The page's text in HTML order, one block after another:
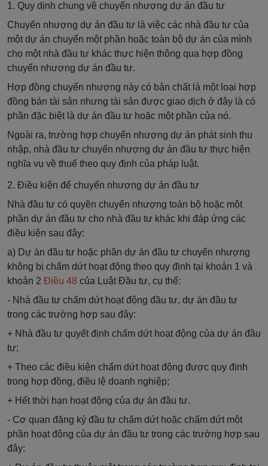
1. Quy dịnh chung về chuyển nhượng dự án đầu tư
Chuyển nhượng dự án đầu tư là việc các nhà đầu tư của
một dự án chuyển một phần hoặc toàn bộ dự án của mình
cho một nhà đầu tư khác thực hiện thông qua hợp đồng
chuyển nhượng dự án đầu tư.
Hợp đồng chuyển nhượng này có bản chất là một loại hợp
đồng bán tài sản nhưng tài sản được giao dịch ở đây là có
phần đặc biệt là dự án đầu tư hoặc một phần của nó.
Ngoài ra, trường hợp chuyển nhượng dự án phát sinh thu
nhập, nhà đầu tư chuyển nhượng dự án đầu tư thực hiện
nghĩa vụ về thuế theo quy định của pháp luật.
2. Điều kiện để chuyển nhượng dự án đầu tư
Nhà đầu tư có quyền chuyển nhượng toàn bộ hoặc một
phần dự án đầu tư cho nhà đầu tư khác khi đáp ứng các
điều kiện sau đây:
a) Dự án đầu tư hoặc phần dự án đầu tư chuyển nhượng
không bị chấm dứt hoạt động theo quy định tại khoản 1 và
khoản 2 Điều 48 của Luật Đầu tư, cụ thể:
- Nhà đầu tư chấm dứt hoạt động đầu tư, dự án đầu tư
trong các trường hợp sau đây:
+ Nhà đầu tư quyết định chấm dứt hoạt động của dự án đầu
tư;
+ Theo các điều kiện chấm dứt hoạt động được quy định
trong hợp đồng, điều lệ doanh nghiệp;
+ Hết thời hạn hoạt động của dự án đầu tư.
- Cơ quan đăng ký đầu tư chấm dứt hoặc chấm dứt một
phần hoạt động của dự án đầu tư trong các trường hợp sau
đây: